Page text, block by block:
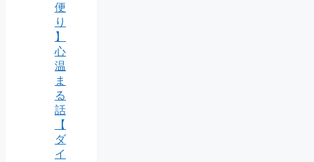
便
り
】
心
温
ま
る
話
【
ダ
イ